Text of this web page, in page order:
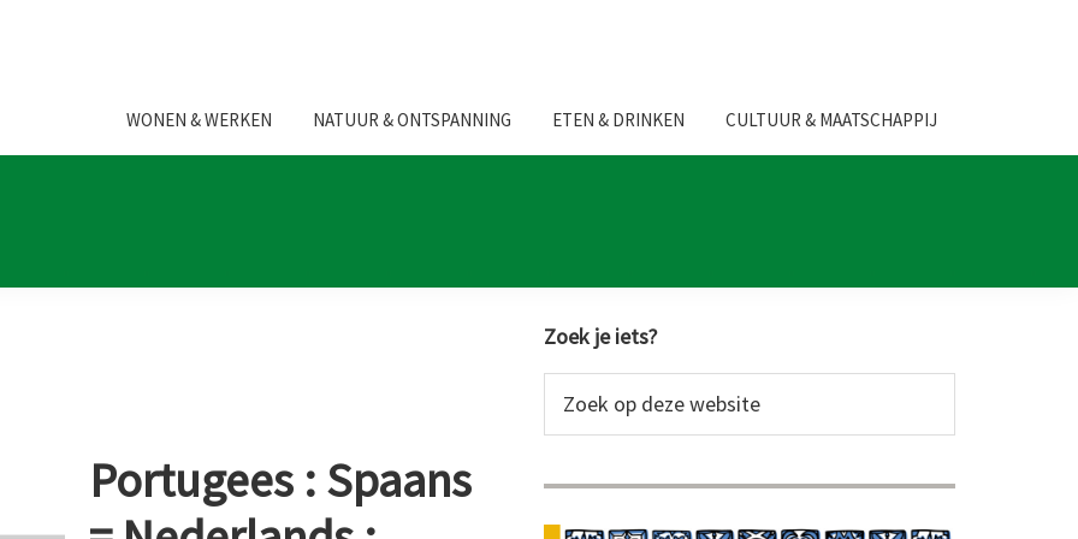
WONEN & WERKEN NATUUR & ONTSPANNING ETEN & DRINKEN CULTUUR & MAATSCHAPPIJ
Portugees : Spaans
Primaire
Sidebar
Zoek je iets?
op
website